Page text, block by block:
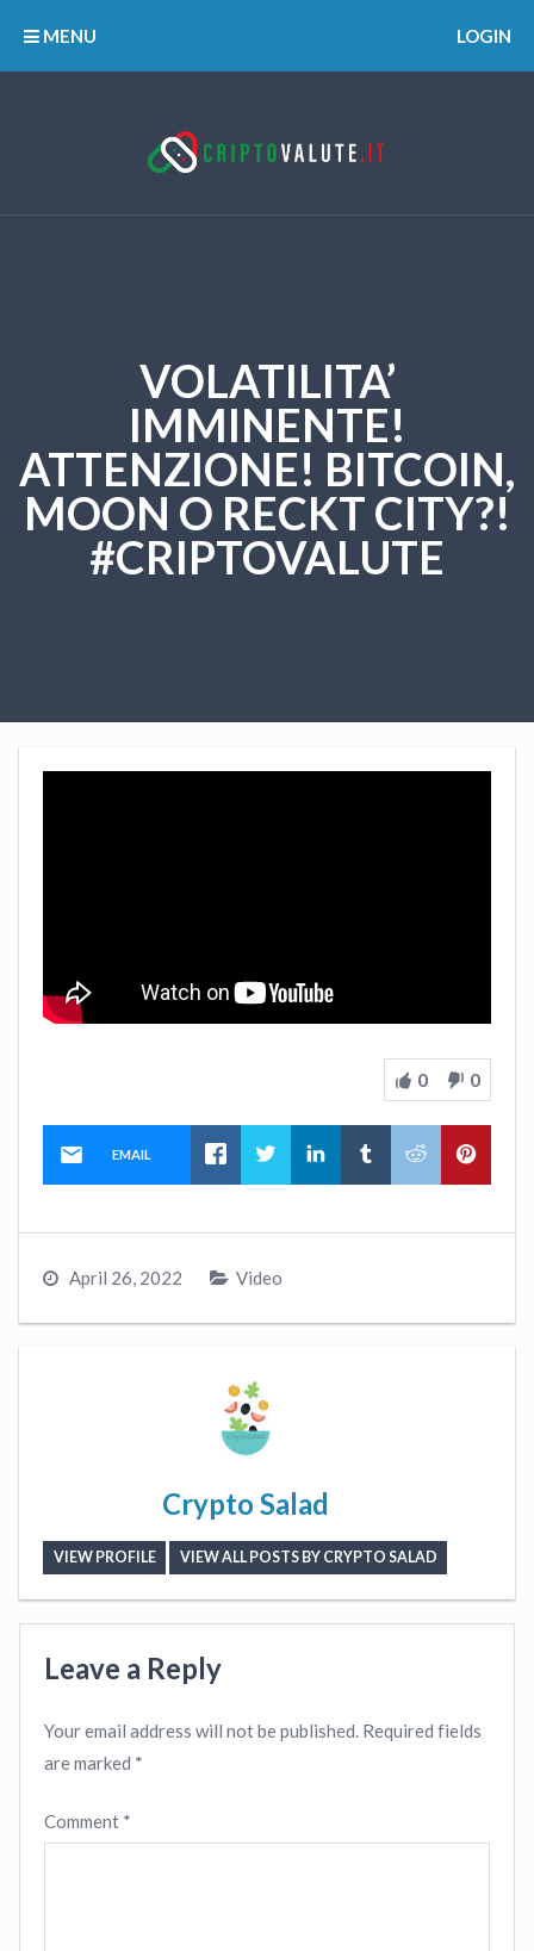
MENU LOGIN
VOLATILITA’
IMMINENTE!
ATTENZIONE! BITCOIN,
MOON O RECKT CITY?!
#CRIPTOVALUTE
0 0
EMAIL
April 26, 2022 Video
Crypto Salad
VIEW PROFILE VIEW ALL POSTS BY CRYPTO SALAD
Leave a Reply
Your email address will not be published. Required fields
are marked *
Comment *